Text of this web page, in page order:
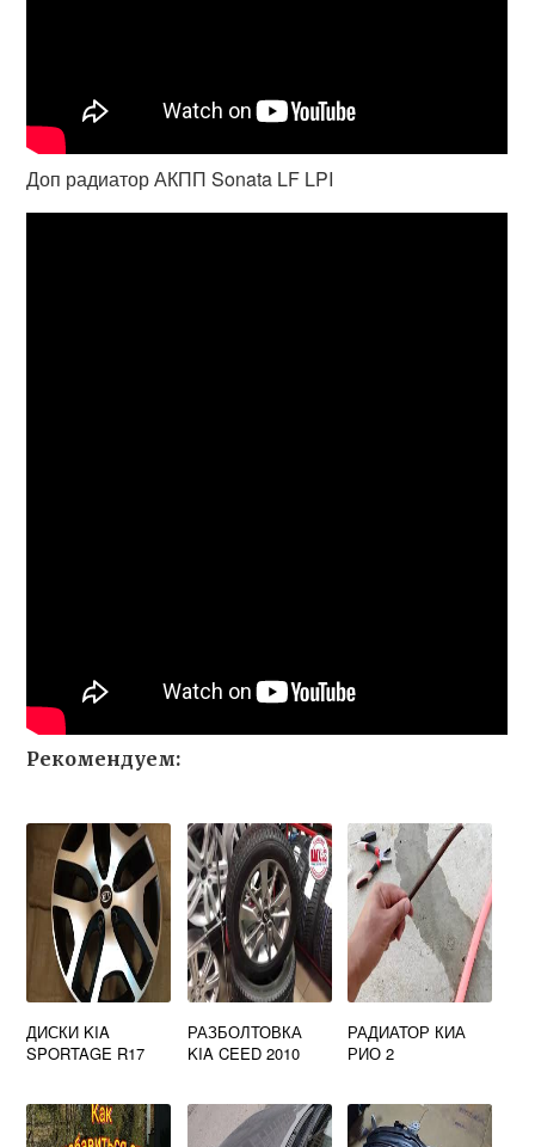
Доп радиатор АКПП Sonata LF LPI
Рекомендуем:
ДИСКИ KIA
SPORTAGE R17
РАЗБОЛТОВКА
KIA CEED 2010
РАДИАТОР КИА
РИО 2